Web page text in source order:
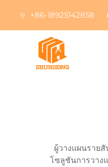
+86-18925142858
ผู้วางแผนราย
โซลูชันการวาง